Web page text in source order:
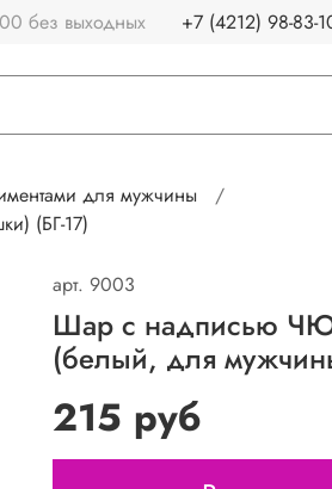
без выходных +7 (4212) 98-83-
для мужчины
(БГ-17)
арт. 9003
Шар с надписью ЧЮ
(белый, для
215 руб